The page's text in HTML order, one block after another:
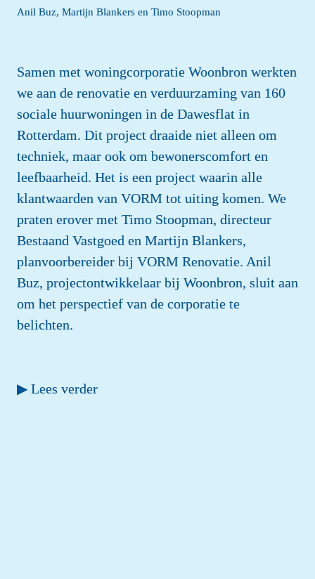
Anil Buz, Martijn Blankers en Timo Stoopman
Samen met woningcorporatie Woonbron werkten
we aan de renovatie en verduurzaming van 160
sociale huurwoningen in de Dawesflat in
Rotterdam. Dit project draaide niet alleen om
techniek, maar ook om bewonerscomfort en
leefbaarheid. Het is een project waarin alle
klantwaarden van VORM tot uiting komen. We
praten erover met Timo Stoopman, directeur
Bestaand Vastgoed en Martijn Blankers,
planvoorbereider bij VORM Renovatie. Anil
Buz, projectontwikkelaar bij Woonbron, sluit aan
om het perspectief van de corporatie te
belichten.
▶ Lees verder